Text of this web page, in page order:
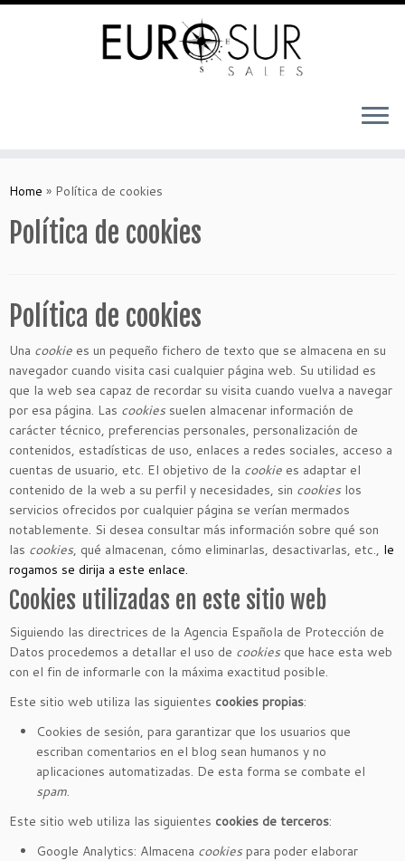
Home » Política de cookies
Política de cookies
Política de cookies
Una cookie es un pequeño fichero de texto que se almacena en su
navegador cuando visita casi cualquier página web. Su utilidad es
que la web sea capaz de recordar su visita cuando vuelva a navegar
por esa página. Las cookiessuelen almacenar información de
carácter técnico, preferencias personales, personalización de
contenidos, estadísticas de uso, enlaces a redes sociales, acceso a
cuentas de usuario, etc. El objetivo de la cookie es adaptar el
contenido de la web a su perfil y necesidades, sin cookieslos
servicios ofrecidos por cualquier página se verían mermados
notablemente. Si desea consultar más información sobre qué son
las cookies, qué almacenan, cómo eliminarlas, desactivarlas, etc., le
rogamos se dirija a este enlace.
Cookies utilizadas en este sitio web
Siguiendo las directrices de la Agencia Española de Protección de
Datos procedemos a detallar el uso de cookiesque hace esta web
con el fin de informarle con la máxima exactitud posible.
Este sitio web utiliza las siguientes cookies propias:
Cookies de sesión, para garantizar que los usuarios que
escriban comentarios en el blog sean humanos y no
aplicaciones automatizadas. De esta forma se combate el
spam.
Este sitio web utiliza las siguientes cookies de terceros:
Google Analytics: Almacena cookiespara poder elaborar